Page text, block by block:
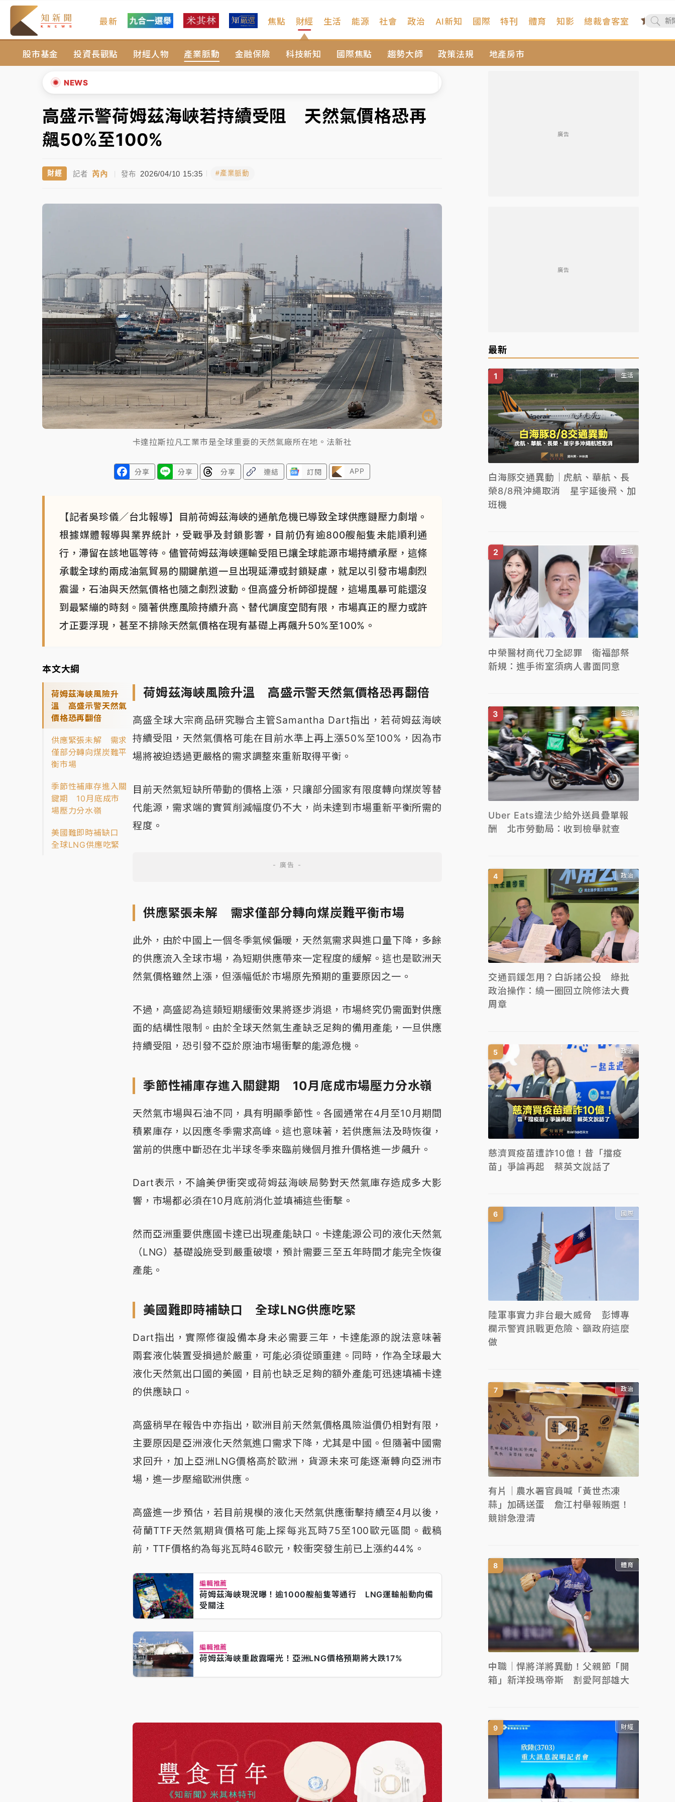
最新 焦點 財經
股市基金 投資長觀點 財經人物 產業脈動 金融保險 科技新知 國際焦點 趨勢大師 政策法規 地產房市
生活 能源 社會 政治 AI新知 國際 特刊 體育 知影 總裁會客室
NEWS
暑假過三周才推「E宿新北打卡趣」！抽獎程序複雜 觀旅局回應了
中信慈善基金會想增加董事人數！辜仲諒向法院聲請遭駁 理由曝光
故宮《龍藏經》特展第2檔！今線上預約開賣一度塞車 周六起展出延長至晚上7時
女律師陳昱瑄詐慈濟10億！黃金158kg遭查扣畫面曝光
故宮《龍藏經》特展第2檔！今線上預約開賣一度塞車 周六起展出延長至晚上7時
台東農業處長涉圖利渡假村！東檢抗告成功 今重開羈押庭
父親節泡湯了！中颱白海豚雨彈轟3天 「紅到發紫」降雨熱區曝
▲
▼
高盛示警荷姆茲海峽若持續受阻 天然氣價格恐再
飆50%至100%
財經 記者 芮內 | 發布 2026/04/10 15:35 #產業脈動
卡達拉斯拉凡工業市是全球重要的天然氣廠所在地。法新社
分享 分享 分享 連結 訂閱 APP
【記者吳珍儀／台北報導】目前荷姆茲海峽的通航危機已導致全球供應鏈壓力劇增。
根據媒體報導與業界統計，受戰爭及封鎖影響，目前仍有逾800艘船隻未能順利通
行，滯留在該地區等待。儘管荷姆茲海峽運輸受阻已讓全球能源市場持續承壓，這條
承載全球約兩成油氣貿易的關鍵航道一旦出現延滯或封鎖疑慮，就足以引發市場劇烈
震盪，石油與天然氣價格也隨之劇烈波動。但高盛分析師卻提醒，這場風暴可能還沒
到最緊繃的時刻。隨著供應風險持續升高、替代調度空間有限，市場真正的壓力或許
才正要浮現，甚至不排除天然氣價格在現有基礎上再飆升50%至100%。
本文大綱
荷姆茲海峽風險升
溫 高盛示警天然氣
價格恐再翻倍
供應緊張未解 需求
僅部分轉向煤炭難平
衡市場
季節性補庫存進入關
鍵期 10月底成市
場壓力分水嶺
美國難即時補缺口
全球LNG供應吃緊
荷姆茲海峽風險升溫 高盛示警天然氣價格恐再翻倍
高盛全球大宗商品研究聯合主管Samantha Dart指出，若荷姆茲海峽
持續受阻，天然氣價格可能在目前水準上再上漲50%至100%，因為市
場將被迫透過更嚴格的需求調整來重新取得平衡。
目前天然氣短缺所帶動的價格上漲，只讓部分國家有限度轉向煤炭等替
代能源，需求端的實質削減幅度仍不大，尚未達到市場重新平衡所需的
程度。
供應緊張未解 需求僅部分轉向煤炭難平衡市場
此外，由於中國上一個冬季氣候偏暖，天然氣需求與進口量下降，多餘
的供應流入全球市場，為短期供應帶來一定程度的緩解。這也是歐洲天
然氣價格雖然上漲，但漲幅低於市場原先預期的重要原因之一。
不過，高盛認為這類短期緩衝效果將逐步消退，市場終究仍需面對供應
面的結構性限制。由於全球天然氣生產缺乏足夠的備用產能，一旦供應
持續受阻，恐引發不亞於原油市場衝擊的能源危機。
季節性補庫存進入關鍵期 10月底成市場壓力分水嶺
天然氣市場與石油不同，具有明顯季節性。各國通常在4月至10月期間
積累庫存，以因應冬季需求高峰。這也意味著，若供應無法及時恢復，
當前的供應中斷恐在北半球冬季來臨前幾個月推升價格進一步飆升。
Dart表示，不論美伊衝突或荷姆茲海峽局勢對天然氣庫存造成多大影
響，市場都必須在10月底前消化並填補這些衝擊。
然而亞洲重要供應國卡達已出現產能缺口。卡達能源公司的液化天然氣
（LNG）基礎設施受到嚴重破壞，預計需要三至五年時間才能完全恢復
產能。
美國難即時補缺口 全球LNG供應吃緊
Dart指出，實際修復設備本身未必需要三年，卡達能源的說法意味著
兩套液化裝置受損過於嚴重，可能必須從頭重建。同時，作為全球最大
液化天然氣出口國的美國，目前也缺乏足夠的額外產能可迅速填補卡達
的供應缺口。
高盛稍早在報告中亦指出，歐洲目前天然氣價格風險溢價仍相對有限，
主要原因是亞洲液化天然氣進口需求下降，尤其是中國。但隨著中國需
求回升，加上亞洲LNG價格高於歐洲，貨源未來可能逐漸轉向亞洲市
場，進一步壓縮歐洲供應。
高盛進一步預估，若目前規模的液化天然氣供應衝擊持續至4月以後，
荷蘭TTF天然氣期貨價格可能上探每兆瓦時75至100歐元區間。截稿
前，TTF價格約為每兆瓦時46歐元，較衝突發生前已上漲約44%。
編輯推薦
荷姆茲海峽現況曝！逾1000艘船隻等通行 LNG運輸船動向備
受關注
編輯推薦
荷姆茲海峽重啟露曙光！亞洲LNG價格預期將大跌17%
廣告
廣告
最新
生活
白海豚交通異動｜虎航、華航、長
榮8/8飛沖繩取消 星宇延後飛、加
班機
生活
中榮醫材商代刀全認罪 衛福部祭
新規：進手術室須病人書面同意
生活
Uber Eats違法少給外送員疊單報
酬 北市勞動局：收到檢舉就查
政治
交通罰鍰怎用？白訴諸公投 綠批
政治操作：繞一圈回立院修法大費
周章
政治
慈濟買疫苗遭詐10億！昔「擋疫
苗」爭論再起 蔡英文說話了
國際
陸軍事實力非台最大威脅 彭博專
欄示警資訊戰更危險、籲政府這麼
做
政治
有片｜農水署官員喊「黃世杰凍
蒜」加碼送蛋 詹江村舉報賄選！
競辦急澄清
體育
中職｜悍將洋將異動！父親節「開
箱」新洋投瑪帝斯 割愛阿部雄大
財經